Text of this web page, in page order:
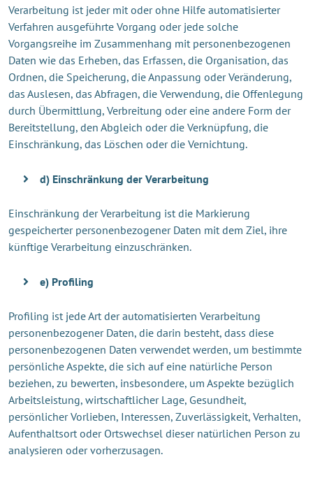
Verarbeitung ist jeder mit oder ohne Hilfe automatisierter
Verfahren ausgeführte Vorgang oder jede solche
Vorgangsreihe im Zusammenhang mit personenbezogenen
Daten wie das Erheben, das Erfassen, die Organisation, das
Ordnen, die Speicherung, die Anpassung oder Veränderung,
das Auslesen, das Abfragen, die Verwendung, die Offenlegung
durch Übermittlung, Verbreitung oder eine andere Form der
Bereitstellung, den Abgleich oder die Verknüpfung, die
Einschränkung, das Löschen oder die Vernichtung.
d) Einschränkung der Verarbeitung
Einschränkung der Verarbeitung ist die Markierung
gespeicherter personenbezogener Daten mit dem Ziel, ihre
künftige Verarbeitung einzuschränken.
e) Profiling
Profiling ist jede Art der automatisierten Verarbeitung
personenbezogener Daten, die darin besteht, dass diese
personenbezogenen Daten verwendet werden, um bestimmte
persönliche Aspekte, die sich auf eine natürliche Person
beziehen, zu bewerten, insbesondere, um Aspekte bezüglich
Arbeitsleistung, wirtschaftlicher Lage, Gesundheit,
persönlicher Vorlieben, Interessen, Zuverlässigkeit, Verhalten,
Aufenthaltsort oder Ortswechsel dieser natürlichen Person zu
analysieren oder vorherzusagen.